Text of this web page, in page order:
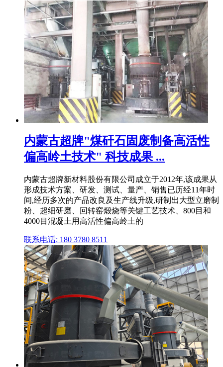
内蒙古超牌"煤矸石固废制备高活性
偏高岭土技术" 科技成果 ...
内蒙古超牌新材料股份有限公司成立于2012年,该成果从
形成技术方案、研发、测试、量产、销售已历经11年时
间,经历多次的产品改良及生产线升级,研制出大型立磨制
粉、超细研磨、回转窑煅烧等关键工艺技术、800目和
4000目混凝土用高活性偏高岭土的
联系电话: 180 3780 8511